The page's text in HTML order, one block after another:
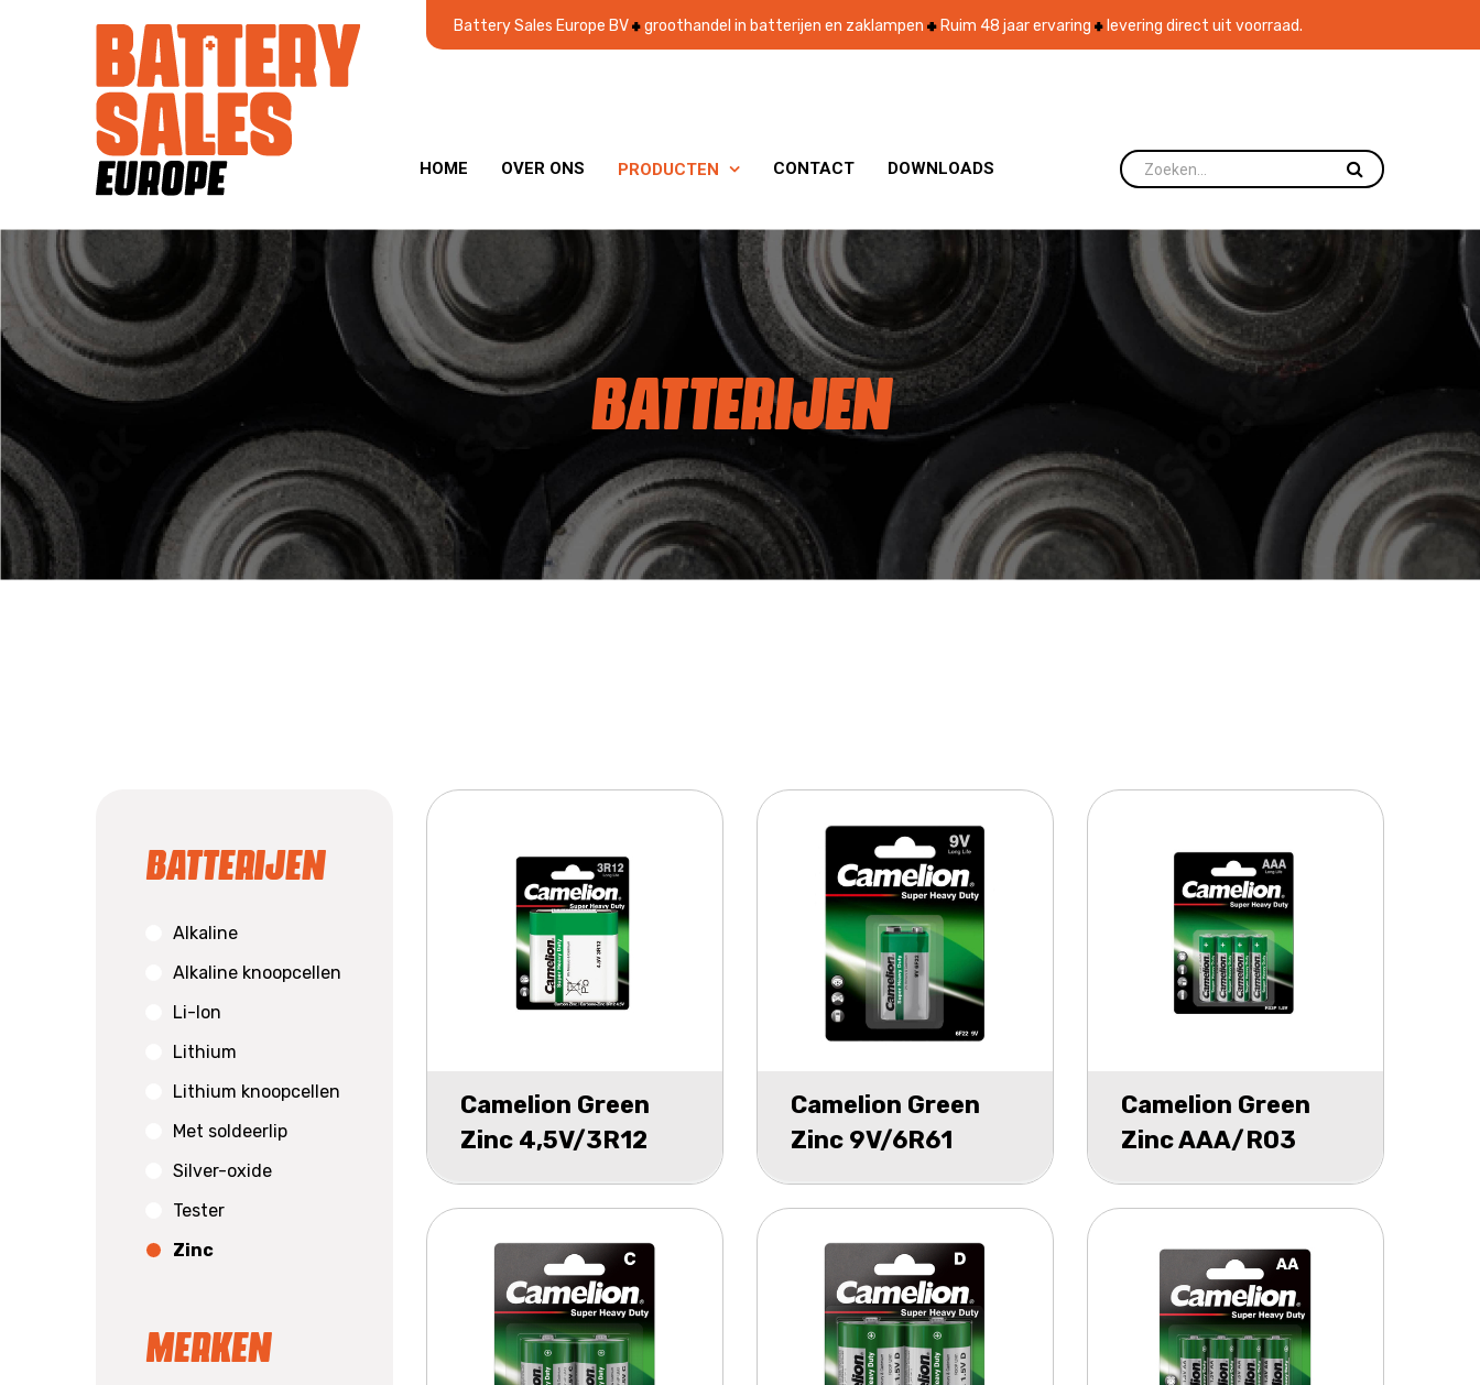
Battery Sales Europe BV groothandel in batterijen en zaklampen Ruim 48 jaar ervaring levering direct uit voorraad.
HOME OVER ONS PRODUCTEN  CONTACT DOWNLOADS
BATTERIJEN
Camelion Green
Zinc 4,5V/3R12
Camelion Green
Zinc 9V/6R61
Camelion Green
Zinc AAA/R03
Batterijen
Alkaline
Alkaline knoopcellen
Li-Ion
Lithium
Lithium knoopcellen
Met soldeerlip
Silver-oxide
Tester
Zinc
Merken